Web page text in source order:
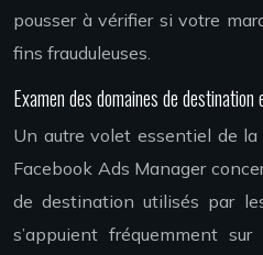
pousser à vérifier si votre
fins frauduleuses.
Examen des domaines de
Un autre volet essentiel de la
Facebook Ads Manager
de destination utilisés par
s’appuient fréquemment